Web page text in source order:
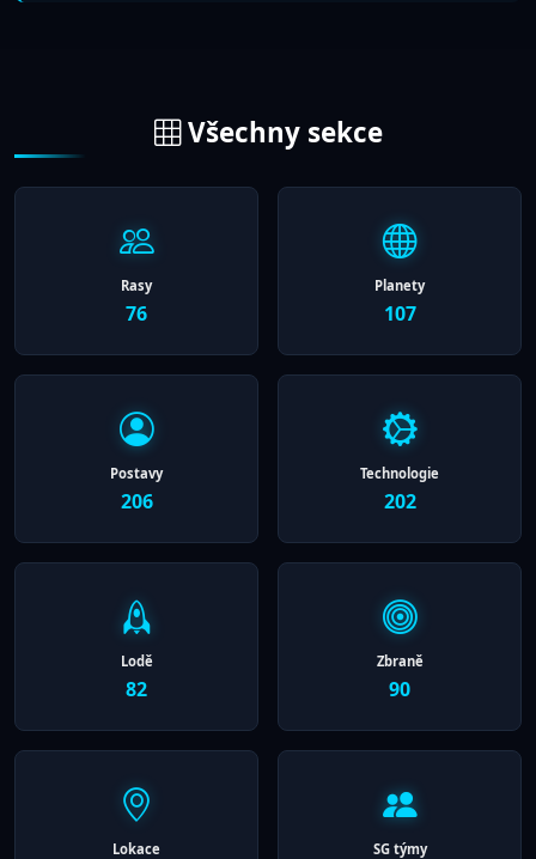
Všechny sekce
Rasy
76
Planety
107
Postavy
206
Technologie
202
Lodě
82
Zbraně
90
Lokace SG týmy